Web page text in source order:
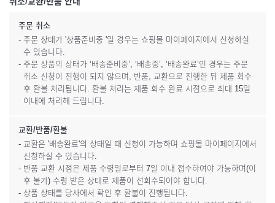
주문 취소
- 주문 상태가 '상품준비중 '일 경우는 쇼핑몰 마이페이지에서 신청하실
수 있습니다.
- 주문 상품의 상태가 ‘배송준비중’, ‘배송중’, ‘배송완료’인 경우는 주문
취소 신청이 진행이 되지 않으며, 반품, 교환으로 진행한 뒤 제품 회수
후 환불 처리됩니다. 환불 처리는 제품 회수 완료 시점으로 최대 15일
이내에 처리해 드립니다.
교환/반품/환불
- 교환은 '배송완료'의 상태일 때 신청이 가능하며 쇼핑몰 마이페이지에서
신청하실 수 있습니다.
- 반품 교환 시점은 제품 수령일로부터 7일 이내 접수하여야 가능하며(이
후 불가) 수령 받은 상태로 제품이 선회수되어야 합니다.
- 상품 상태를 당사에서 확인 후 환불이 진행됩니다.